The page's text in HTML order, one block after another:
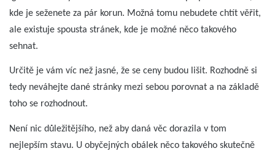
kde je seženete za pár korun. Možná tomu nebudete chtít věřit,
ale existuje spousta stránek, kde je možné něco takového
sehnat.
Určitě je vám víc než jasné, že se ceny budou lišit. Rozhodně si
tedy neváhejte dané stránky mezi sebou porovnat a na základě
toho se rozhodnout.
Není nic důležitějšího, než aby daná věc dorazila v tom
nejlepším stavu. U obyčejných obálek něco takového skutečně